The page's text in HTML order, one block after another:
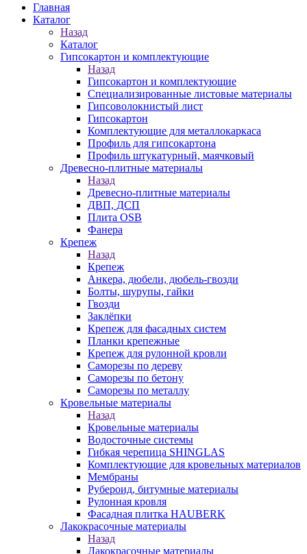
Главная
Каталог
Назад
Каталог
Гипсокартон и комплектующие
Назад
Гипсокартон и комплектующие
Специализированные листовые материалы
Гипсоволокнистый лист
Гипсокартон
Комплектующие для металлокаркаса
Профиль для гипсокартона
Профиль штукатурный, маячковый
Древесно-плитные материалы
Назад
Древесно-плитные материалы
ДВП, ДСП
Плита OSB
Фанера
Крепеж
Назад
Крепеж
Анкера, дюбели, дюбель-гвозди
Болты, шурупы, гайки
Гвозди
Заклёпки
Крепеж для фасадных систем
Планки крепежные
Крепеж для рулонной кровли
Саморезы по дереву
Саморезы по бетону
Саморезы по металлу
Кровельные материалы
Назад
Кровельные материалы
Водосточные системы
Гибкая черепица SHINGLAS
Комплектующие для кровельных материалов
Мембраны
Рубероид, битумные материалы
Рулонная кровля
Фасадная плитка HAUBERK
Лакокрасочные материалы
Назад
Лакокрасочные материалы